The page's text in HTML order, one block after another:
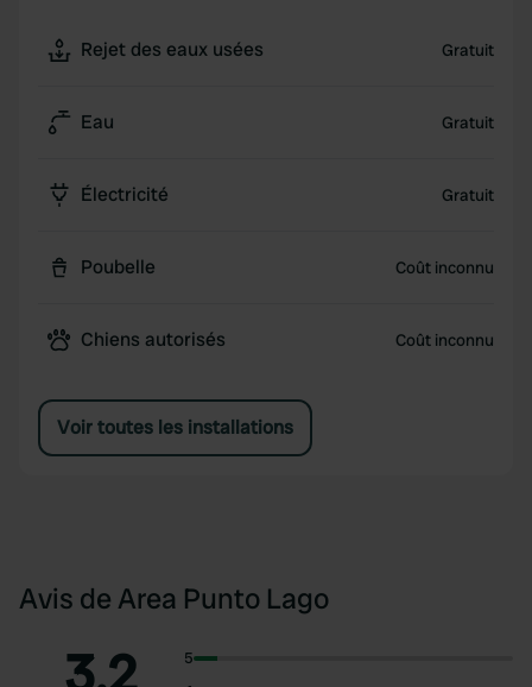
Rejet des eaux usées Gratuit
Eau Gratuit
Électricité Gratuit
Poubelle Coût inconnu
Chiens autorisés Coût inconnu
Voir toutes les installations
Avis de Area Punto Lago
5